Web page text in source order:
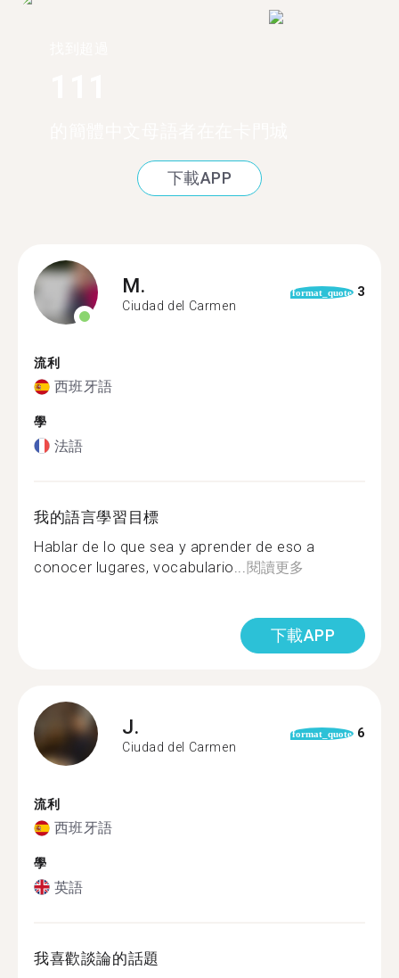
下載APP
M.
Ciudad del Carmen
format_quote 3
流利
西班牙語
學
法語
我的語言學習目標
Hablar de lo que sea y aprender de eso a
conocer lugares, vocabulario... 閱讀更多
下載APP
J.
Ciudad del Carmen
format_quote 6
流利
西班牙語
學
英語
我喜歡談論的話題